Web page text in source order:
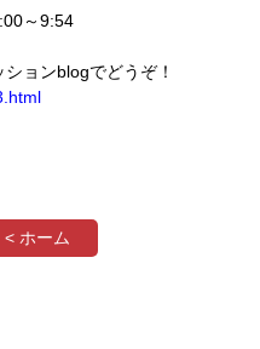
～9:54
ョンblogでどうぞ！
< ホーム